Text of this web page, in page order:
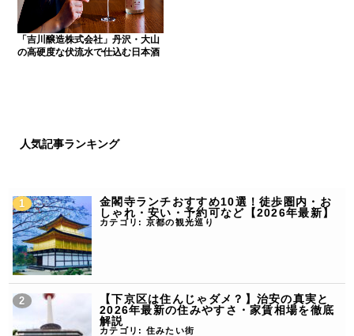
「吉川醸造株式会社」丹沢・大山
の高硬度な伏流水で仕込む日本酒
人気記事ランキング
金閣寺ランチおすすめ10選！徒歩圏内・お
しゃれ・安い・予約可など【2026年最新】
カテゴリ: 京都の観光巡り
【下京区は住んじゃダメ？】治安の真実と
2026年最新の住みやすさ・家賃相場を徹底
解説
カテゴリ: 住みたい街